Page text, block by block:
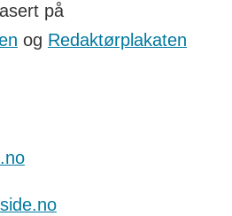
på
og Redaktørplakaten